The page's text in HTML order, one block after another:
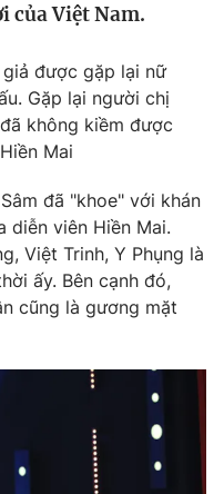
Việt Nam.
giả được gặp lại nữ
Gặp lại người chị
không kiềm được
Mai
đã "khoe" với khán
diễn viên Hiền Mai.
Việt Trinh, Y Phụng là
ấy. Bên cạnh đó,
cũng là gương mặt